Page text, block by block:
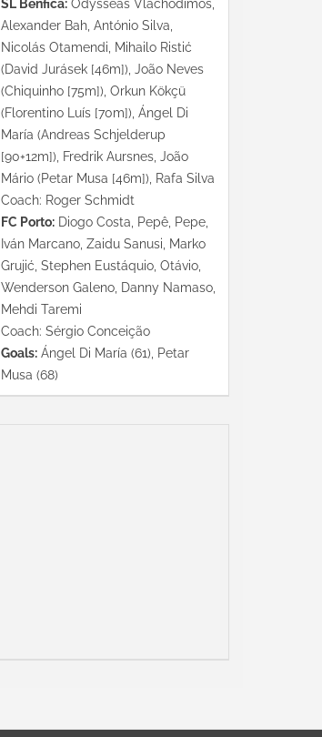
SL Benfica:Odysseas Vlachodimos,
Alexander Bah, António Silva,
Nicolás Otamendi, Mihailo Ristić
(David Jurásek [46m]), João Neves
(Chiquinho [75m]), Orkun Kökçü
(Florentino Luís [70m]), Ángel Di
María (Andreas Schjelderup
[90+12m]), Fredrik Aursnes, João
Mário (Petar Musa [46m]), Rafa Silva
Coach: Roger Schmidt
FC Porto:Diogo Costa, Pepê, Pepe,
Iván Marcano, Zaidu Sanusi, Marko
Grujić, Stephen Eustáquio, Otávio,
Wenderson Galeno, Danny Namaso,
Mehdi Taremi
Coach: Sérgio Conceição
Goals:Ángel Di María (61), Petar
Musa (68)